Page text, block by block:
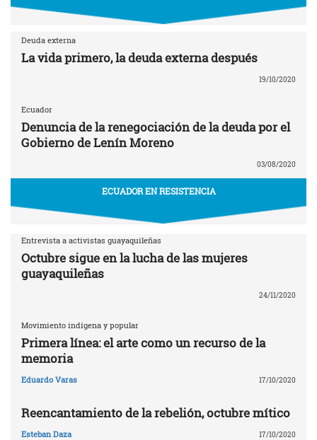
Deuda externa
La vida primero, la deuda externa después
19/10/2020
Ecuador
Denuncia de la renegociación de la deuda por el
Gobierno de Lenín Moreno
03/08/2020
ECUADOR EN RESISTENCIA
Entrevista a activistas guayaquileñas
Octubre sigue en la lucha de las mujeres
guayaquileñas
24/11/2020
Movimiento indígena y popular
Primera línea: el arte como un recurso de la
memoria
Eduardo Varas 17/10/2020
Reencantamiento de la rebelión, octubre mítico
Esteban Daza 17/10/2020